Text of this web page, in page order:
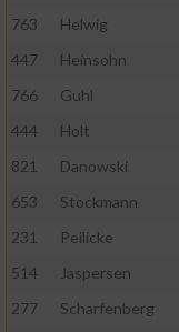
763
Helwig
447
Heinsohn
766
Guhl
444
Holt
821
Danowski
653
Stockmann
231
Peilicke
514
Jaspersen
277
Scharfenberg